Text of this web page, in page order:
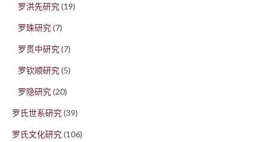
罗洪先研究(19)
罗珠研究(7)
罗贯中研究(7)
罗钦顺研究(5)
罗隐研究(20)
罗氏世系研究(39)
罗氏文化研究(106)